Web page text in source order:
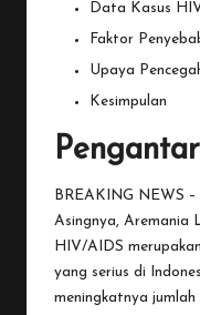
Data Kasus
Faktor
Upaya
Kesimpulan
Pengantar
BREAKING NEWS –
Asingnya, Aremania
HIV/AIDS
yang serius di
meningkatnya